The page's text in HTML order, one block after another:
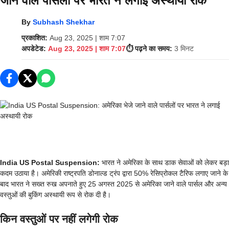
By Subhash Shekhar
प्रकाशित: Aug 23, 2025 | शाम 7:07
अपडेटेड: Aug 23, 2025 | शाम 7:07⏱️ पढ़ने का समय: 3 मिनट
India US Postal Suspension: भारत ने अमेरिका के साथ डाक सेवाओं को लेकर बड़ा
कदम उठाया है। अमेरिकी राष्ट्रपति डोनाल्ड ट्रंप द्वारा 50% रेसिप्रोकल टैरिफ लगाए जाने के
बाद भारत ने सख्त रुख अपनाते हुए 25 अगस्त 2025 से अमेरिका जाने वाले पार्सल और अन्य
वस्तुओं की बुकिंग अस्थायी रूप से रोक दी है।
किन वस्तुओं पर नहीं लगेगी रोक